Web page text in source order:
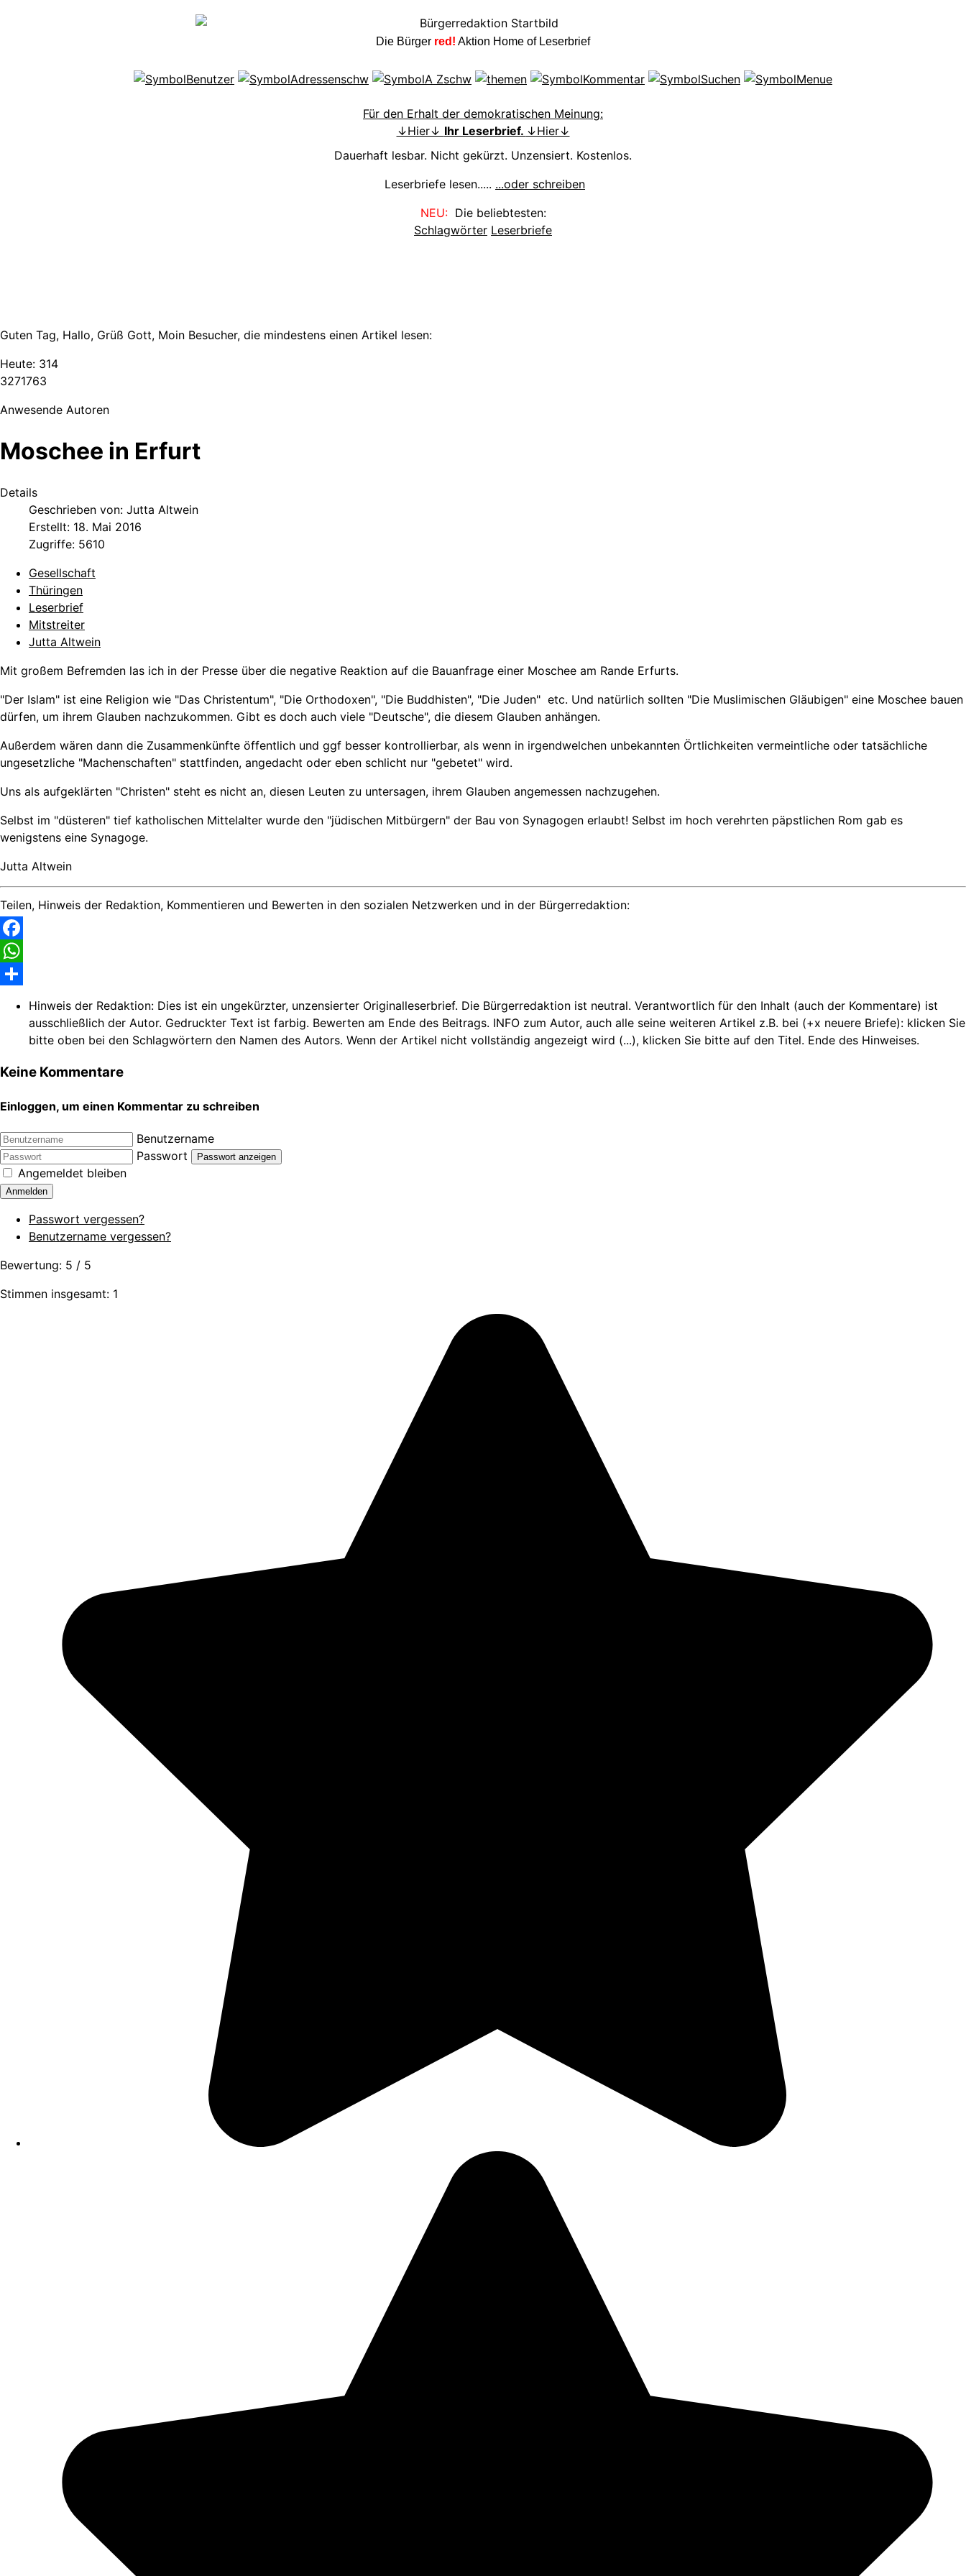
Die Bürger red! Aktion Home of Leserbrief
Für den Erhalt der demokratischen Meinung:
↓Hier↓ Ihr Leserbrief. ↓Hier↓
Dauerhaft lesbar. Nicht gekürzt. Unzensiert. Kostenlos.
Leserbriefe lesen..... ...oder schreiben
NEU:Die beliebtesten:
Schlagwörter Leserbriefe
Guten Tag, Hallo, Grüß Gott, Moin Besucher, die mindestens einen Artikel lesen:
Heute: 314
3271763
Anwesende Autoren
Moschee in Erfurt
Details
Geschrieben von: Jutta Altwein
Erstellt: 18. Mai 2016
Zugriffe: 5610
Gesellschaft
Thüringen
Leserbrief
Mitstreiter
Jutta Altwein
Mit großem Befremden las ich in der Presse über die negative Reaktion auf die Bauanfrage einer Moschee am Rande Erfurts.
"Der Islam" ist eine Religion wie "Das Christentum", "Die Orthodoxen", "Die Buddhisten", "Die Juden" etc. Und natürlich sollten "Die Muslimischen Gläubigen" eine Moschee bauen
dürfen, um ihrem Glauben nachzukommen. Gibt es doch auch viele "Deutsche", die diesem Glauben anhängen.
Außerdem wären dann die Zusammenkünfte öffentlich und ggf besser kontrollierbar, als wenn in irgendwelchen unbekannten Örtlichkeiten vermeintliche oder tatsächliche
ungesetzliche "Machenschaften" stattfinden, angedacht oder eben schlicht nur "gebetet" wird.
Uns als aufgeklärten "Christen" steht es nicht an, diesen Leuten zu untersagen, ihrem Glauben angemessen nachzugehen.
Selbst im "düsteren" tief katholischen Mittelalter wurde den "jüdischen Mitbürgern" der Bau von Synagogen erlaubt! Selbst im hoch verehrten päpstlichen Rom gab es
wenigstens eine Synagoge.
Jutta Altwein
Teilen, Hinweis der Redaktion, Kommentieren und Bewerten in den sozialen Netzwerken und in der Bürgerredaktion:
Facebook
WhatsApp
Hinweis der Redaktion: Dies ist ein ungekürzter, unzensierter Originalleserbrief. Die Bürgerredaktion ist neutral. Verantwortlich für den Inhalt (auch der Kommentare) ist
ausschließlich der Autor. Gedruckter Text ist farbig. Bewerten am Ende des Beitrags. INFO zum Autor, auch alle seine weiteren Artikel z.B. bei (+x neuere Briefe): klicken Sie
bitte oben bei den Schlagwörtern den Namen des Autors. Wenn der Artikel nicht vollständig angezeigt wird (...), klicken Sie bitte auf den Titel. Ende des Hinweises.
Keine Kommentare
Einloggen, um einen Kommentar zu schreiben
Benutzername
Passwort
Passwort anzeigen
Angemeldet bleiben
Anmelden
Passwort vergessen?
Benutzername vergessen?
Bewertung: 5 / 5
Stimmen insgesamt: 1